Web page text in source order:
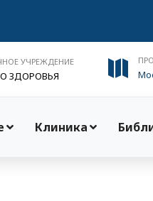
УЧРЕЖДЕНИЕ
ЗДОРОВЬЯ
Клиника